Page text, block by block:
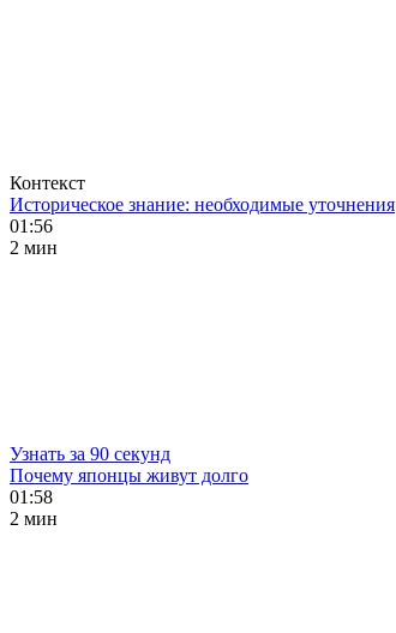
Контекст
Историческое знание: необходимые уточнения
01:56
2 мин
Узнать за 90 секунд
Почему японцы живут долго
01:58
2 мин